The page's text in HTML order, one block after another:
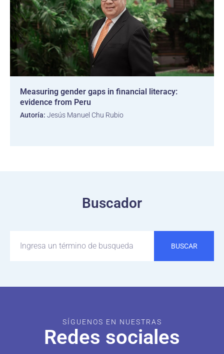
Measuring gender gaps in financial literacy:
evidence from Peru
Autoría: Jesús Manuel Chu Rubio
Buscador
BUSCAR
SÍGUENOS EN NUESTRAS
Redes sociales